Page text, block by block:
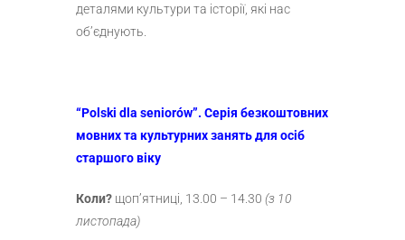
деталями культури та історії, які нас
об’єднують.
“Polski dla seniorów”. Серія безкоштовних
мовних та культурних занять для осіб
старшого віку
Коли? щоп’ятниці, 13.00 – 14.30 (з 10
листопада)